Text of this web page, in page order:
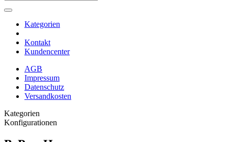
Kategorien
Kontakt
Kundencenter
AGB
Impressum
Datenschutz
Versandkosten
Kategorien
Konfigurationen